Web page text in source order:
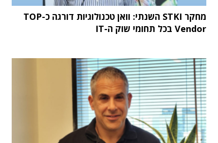
מחקר STKI השנתי: וואן טכנולוגיות דורגה כ-TOP
Vendor בכל תחומי שוק ה-IT